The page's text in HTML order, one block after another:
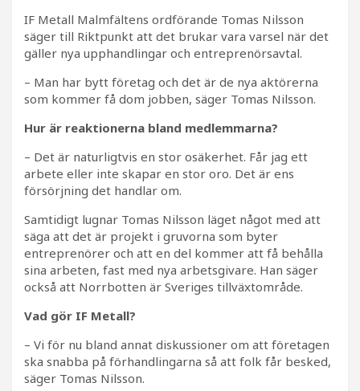
IF Metall Malmfältens ordförande Tomas Nilsson
säger till Riktpunkt att det brukar vara varsel när det
gäller nya upphandlingar och entreprenörsavtal.
– Man har bytt företag och det är de nya aktörerna
som kommer få dom jobben, säger Tomas Nilsson.
Hur är reaktionerna bland medlemmarna?
– Det är naturligtvis en stor osäkerhet. Får jag ett
arbete eller inte skapar en stor oro. Det är ens
försörjning det handlar om.
Samtidigt lugnar Tomas Nilsson läget något med att
säga att det är projekt i gruvorna som byter
entreprenörer och att en del kommer att få behålla
sina arbeten, fast med nya arbetsgivare. Han säger
också att Norrbotten är Sveriges tillväxtområde.
Vad gör IF Metall?
– Vi för nu bland annat diskussioner om att företagen
ska snabba på förhandlingarna så att folk får besked,
säger Tomas Nilsson.